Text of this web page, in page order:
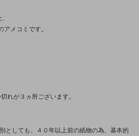
メコミです。
れが３ヵ所ございます。
としても、４０年以上前の紙物の為、基本的